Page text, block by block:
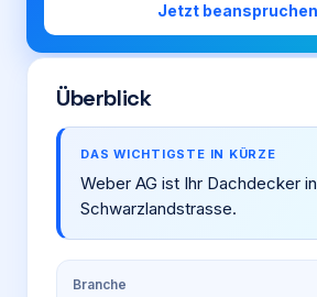
Jetzt
Überblick
DAS WICHTIGSTE IN KÜRZE
Weber AG ist Ihr Dachdecker
Schwarzlandstrasse.
Branche